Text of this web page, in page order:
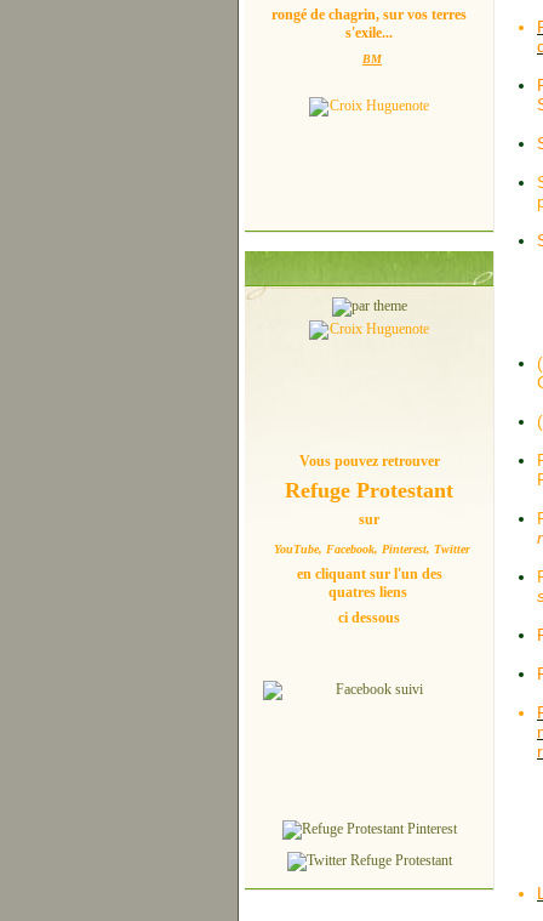
rongé de chagrin, sur vos terres
s'exile...
BM
Vous pouvez retrouver
Refuge Protestant
sur
YouTube, Facebook, Pinterest, Twitter
en cliquant sur l'un des
quatres liens
ci dessous